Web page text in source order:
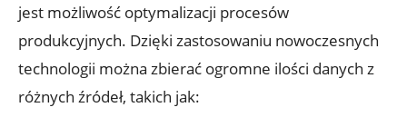
jest możliwość optymalizacji procesów
produkcyjnych. Dzięki zastosowaniu nowoczesnych
technologii można zbierać ogromne ilości danych z
różnych źródeł, takich jak: